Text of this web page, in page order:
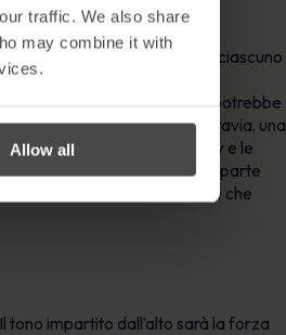
traffic. We also share
may combine it with
Allow all
spieghi le responsabilità di ciascuno
le aspettative dei
personale, il personale potrebbe
informazioni sensibili. Tuttavia, una
su uno scaffale. Le policy e le
siano aggiornate è una parte
siano coerenti ed efficaci e che
tono impartito dall’alto sarà la forza